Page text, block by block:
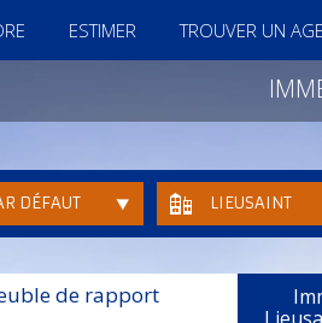
ESTIMER TROUVER UN
DÉFAUT LIEUSAINT
de rapport